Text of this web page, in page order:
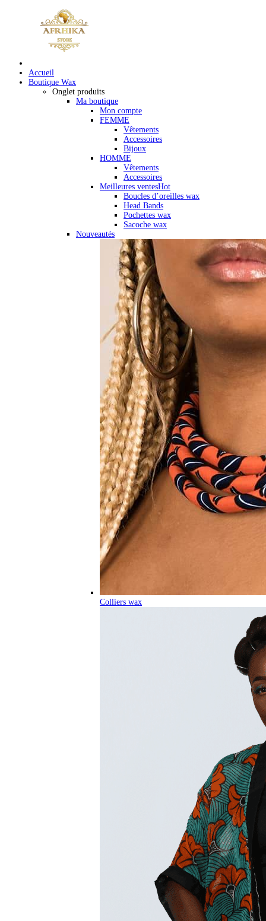
Accueil
Boutique Wax
Onglet produits
Ma boutique
Mon compte
FEMME
Vêtements
Accessoires
Bijoux
HOMME
Vêtements
Accessoires
Meilleures ventesHot
Boucles d’oreilles wax
Head Bands
Pochettes wax
Sacoche wax
Nouveautés
Colliers wax